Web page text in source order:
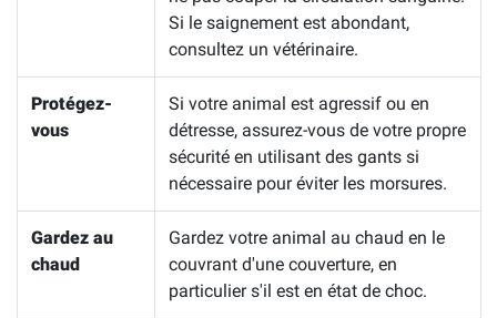
Si le saignement est abondant,
consultez un vétérinaire.
Protégez-
vous
Si votre animal est agressif ou en
détresse, assurez-vous de votre propre
sécurité en utilisant des gants si
nécessaire pour éviter les morsures.
Gardez au
chaud
Gardez votre animal au chaud en le
couvrant d'une couverture, en
particulier s'il est en état de choc.